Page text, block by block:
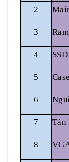
2
3 Ram
4 SSD
5 Case
6
7 Tản
8